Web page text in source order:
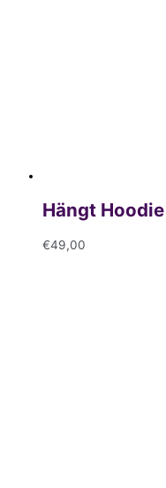
Hängt Hoodie
€49,00